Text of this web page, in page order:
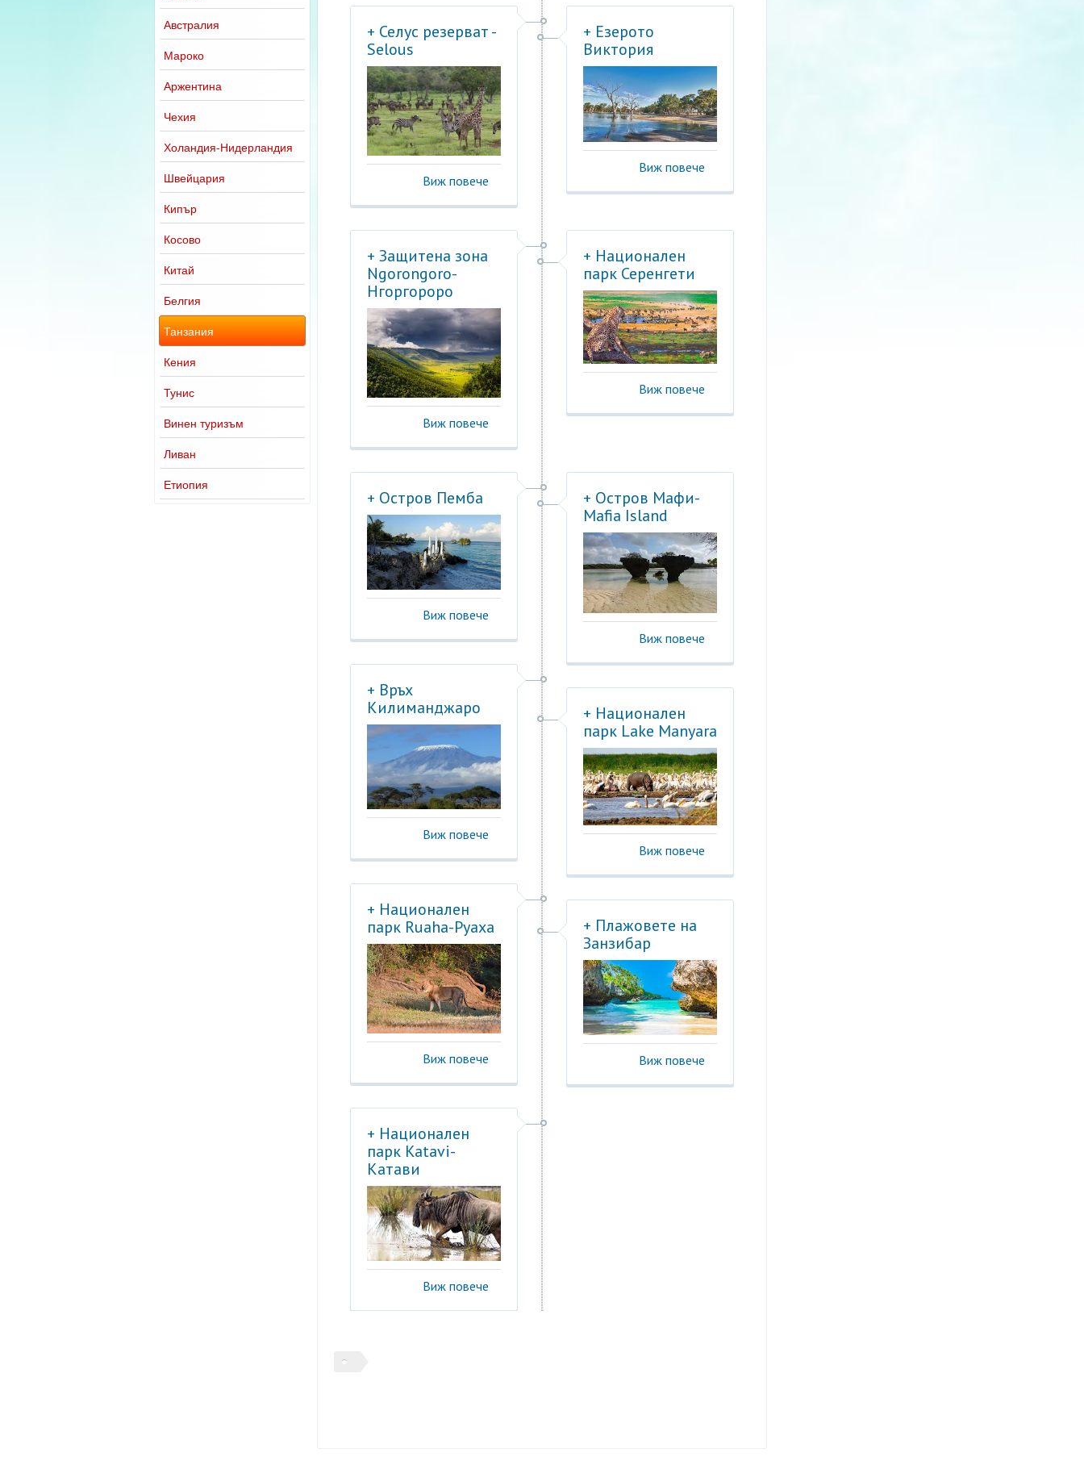
Австралия
Мароко
Аржентина
Чехия
Холандия-Нидерландия
Швейцария
Кипър
Косово
Китай
Белгия
Танзания
Кения
Тунис
Винен туризъм
Ливан
Етиопия
+ Селус резерват -
Selous
Виж повече
+ Езерото
Виктория
Виж повече
+ Защитена зона
Ngorongoro-
Нгоргороро
Виж повече
+ Национален
парк Серенгети
Виж повече
+ Остров Пемба
Виж повече
+ Остров Мафи-
Mafia Island
Виж повече
+ Връх
Килиманджаро
Виж повече
+ Национален
парк Lake Manyara
Виж повече
+ Национален
парк Ruaha-Руаха
Виж повече
+ Плажовете на
Занзибар
Виж повече
+ Национален
парк Katavi-
Катави
Виж повече